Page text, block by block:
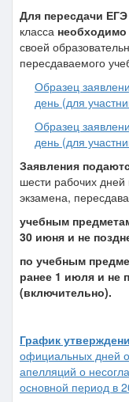
Для пересдачи ЕГЭ
класса необходимо
своей
пересдаваемого
Образец
день (для
Образец
день (для
Заявления
шести рабочих
экзамена,
учебным
30 июня и не
по учебным
ранее 1 июля и не
(включительно).
График
официальных дней
апелляций о
основной период в